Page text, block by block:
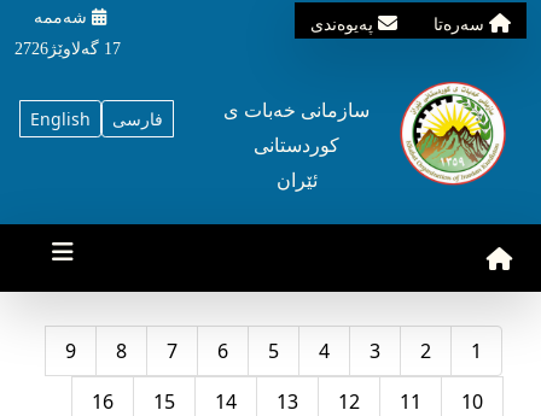
سه‌ره‌تا په‌یوه‌ندی
شه‌ممه‌
17 گه‌لاوێژ2726
English فارسی
سازمانی خه‌بات ی
کوردستانی
ئێران
1
2
3
4
5
6
7
8
9
10
11
12
13
14
15
16